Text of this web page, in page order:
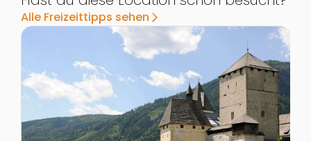
Alle Freizeittipps sehen arrow_forward_ios
Zur Detailseite von Burg Mauterndorf